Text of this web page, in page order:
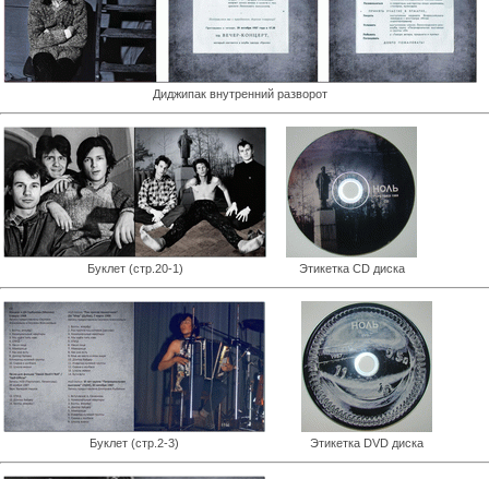
Диджипак внутренний разворот
Буклет (стр.20-1) Этикетка CD диска
Буклет (стр.2-3) Этикетка DVD диска